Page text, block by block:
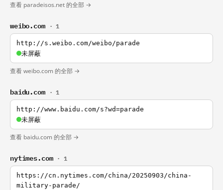
查看 paradeisos.net 的全部 →
weibo.com · 1
http://s.weibo.com/weibo/parade
未屏蔽
查看 weibo.com 的全部 →
baidu.com · 1
http://www.baidu.com/s?wd=parade
未屏蔽
查看 baidu.com 的全部 →
nytimes.com · 1
https://cn.nytimes.com/china/20250903/china-
military-parade/